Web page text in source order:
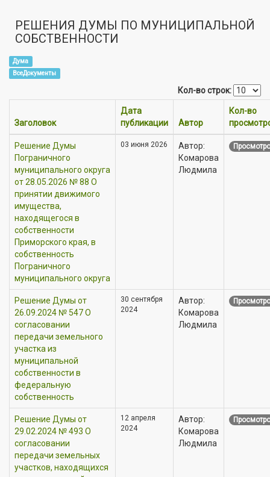
РЕШЕНИЯ ДУМЫ ПО МУНИЦИПАЛЬНОЙ
СОБСТВЕННОСТИ
Дума
ВсеДокументы
Кол-во строк:
Заголовок
Дата
публикации
Автор
Кол-во
Решение Думы
Пограничного
муниципального округа
от 28.05.2026 № 88 О
принятии движимого
имущества,
находящегося в
собственности
Приморского края, в
собственность
Пограничного
муниципального округа
03 июня 2026
Автор:
Комарова
Людмила
Решение Думы от
26.09.2024 № 547 О
согласовании
передачи земельного
участка из
муниципальной
собственности в
федеральную
собственность
30 сентября
2024
Автор:
Комарова
Людмила
Решение Думы от
29.02.2024 № 493 О
согласовании
передачи земельных
участков, находящихся
12 апреля
2024
Автор:
Комарова
Людмила